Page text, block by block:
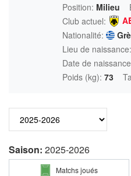
Position: Milieu
Club actuel:
Nationalité:
Lieu de naissance:
Date de
Poids (kg): 73
Saison: 2025-2026
Matchs joués